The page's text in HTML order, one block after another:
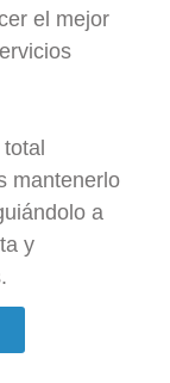
el mejor
mantenerlo
a
y